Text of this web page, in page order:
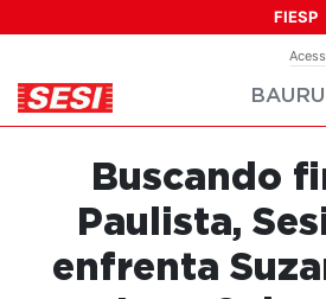
inclui
um
acessibilidade.
FIESP
BAURU
Buscando
Paulista,
enfrenta